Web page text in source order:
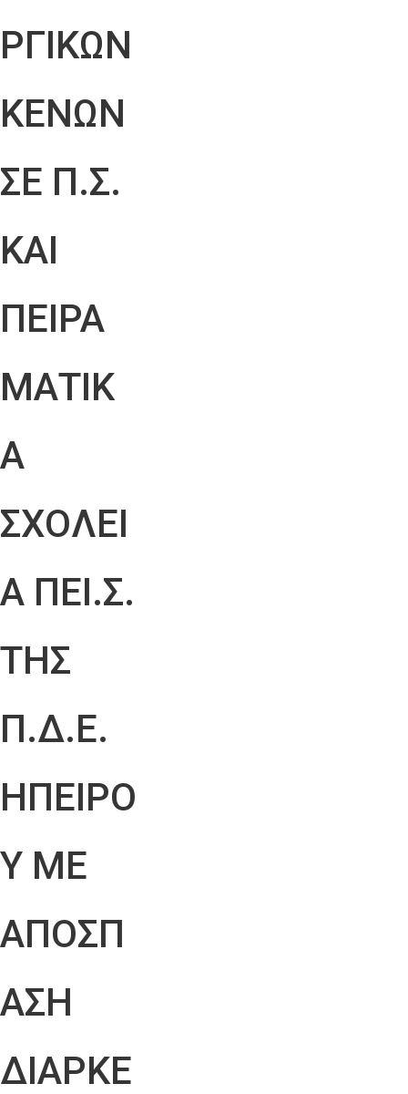
ΡΓΙΚΩΝ
ΚΕΝΩΝ
ΣΕ Π.Σ.
ΚΑΙ
ΠΕΙΡΑ
ΜΑΤΙΚ
Α
ΣΧΟΛΕΙ
Α ΠΕΙ.Σ.
ΤΗΣ
Π.Δ.Ε.
ΗΠΕΙΡΟ
Υ ΜΕ
ΑΠΟΣΠ
ΑΣΗ
ΔΙΑΡΚΕ